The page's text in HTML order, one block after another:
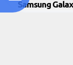
Samsung